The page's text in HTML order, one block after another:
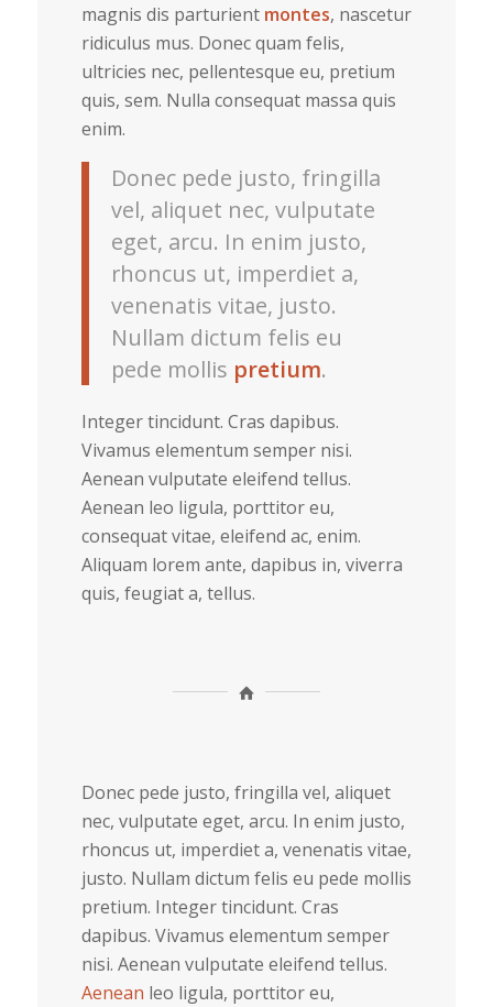
magnis dis parturient montes, nascetur
ridiculus mus. Donec quam felis,
ultricies nec, pellentesque eu, pretium
quis, sem. Nulla consequat massa quis
enim.
Donec pede justo, fringilla
vel, aliquet nec, vulputate
eget, arcu. In enim justo,
rhoncus ut, imperdiet a,
venenatis vitae, justo.
Nullam dictum felis eu
pede mollis pretium.
Integer tincidunt. Cras dapibus.
Vivamus elementum semper nisi.
Aenean vulputate eleifend tellus.
Aenean leo ligula, porttitor eu,
consequat vitae, eleifend ac, enim.
Aliquam lorem ante, dapibus in, viverra
quis, feugiat a, tellus.
Donec pede justo, fringilla vel, aliquet
nec, vulputate eget, arcu. In enim justo,
rhoncus ut, imperdiet a, venenatis vitae,
justo. Nullam dictum felis eu pede mollis
pretium. Integer tincidunt. Cras
dapibus. Vivamus elementum semper
nisi. Aenean vulputate eleifend tellus.
Aenean leo ligula, porttitor eu,